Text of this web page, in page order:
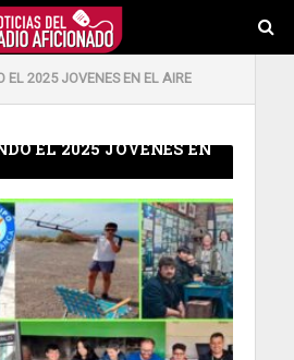
EL 2025 JOVENES EN EL AIRE
EL 2025 JOVENES EN